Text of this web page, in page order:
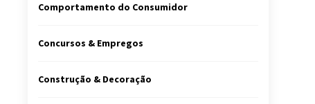
Comportamento do Consumidor
Concursos & Empregos
Construção & Decoração